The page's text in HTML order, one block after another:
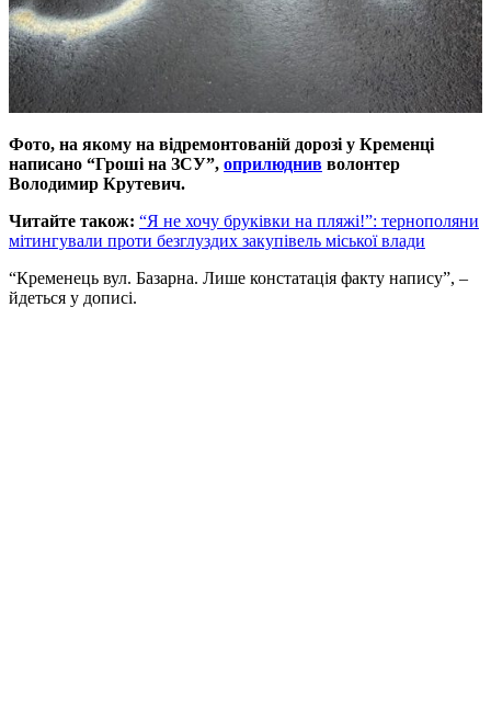
Фото, на якому на відремонтованій дорозі у Кременці
написано “Гроші на ЗСУ”, оприлюднив волонтер
Володимир Крутевич.
Читайте також: “Я не хочу бруківки на пляжі!”: тернополяни
мітингували проти безглуздих закупівель міської влади
“Кременець вул. Базарна. Лише констатація факту напису”, –
йдеться у дописі.